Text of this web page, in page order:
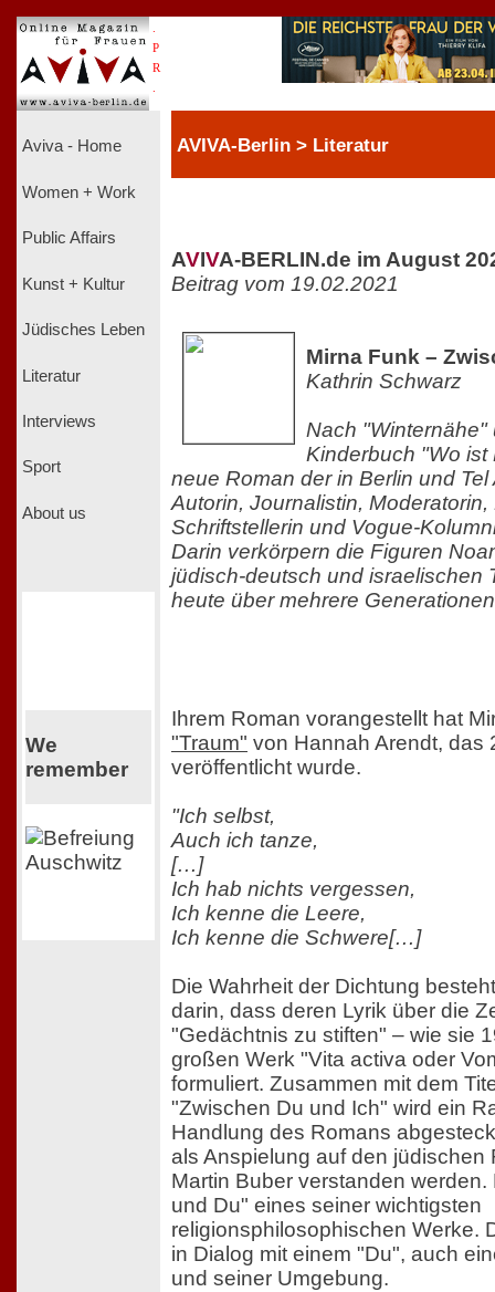
P
R
Aviva - Home
Women + Work
Public Affairs
Kunst + Kultur
Jüdisches Leben
Literatur
Interviews
Sport
About us
We
remember
AVIVA-Berlin > Literatur
AVIVA-BERLIN.de im August
Beitrag vom 19.02.2021
Mirna Funk –
Kathrin Schwarz
Nach "Winternähe"
Kinderbuch "Wo
neue Roman der in Berlin und
Autorin, Journalistin,
Schriftstellerin und Vogue-
Darin verkörpern die Figuren
jüdisch-deutsch und israelischen
heute über mehrere
Ihrem Roman vorangestellt hat
"Traum" von Hannah Arendt, das
veröffentlicht wurde.
"Ich selbst,
Auch ich tanze,
[…]
Ich hab nichts vergessen,
Ich kenne die Leere,
Ich kenne die Schwere[…]
Die Wahrheit der Dichtung
darin, dass deren Lyrik über die
"Gedächtnis zu stiften" – wie sie
großen Werk "Vita activa oder
formuliert. Zusammen mit dem
"Zwischen Du und Ich" wird ein
Handlung des Romans
als Anspielung auf den jüdischen
Martin Buber verstanden werden.
und Du" eines seiner wichtigsten
religionsphilosophischen Werke.
in Dialog mit einem "Du", auch
und seiner Umgebung.